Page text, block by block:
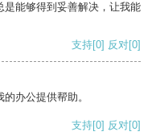
是能够得到妥善解决，让我能
支持[0] 反对[0]
办公提供帮助。
支持[0] 反对[0]